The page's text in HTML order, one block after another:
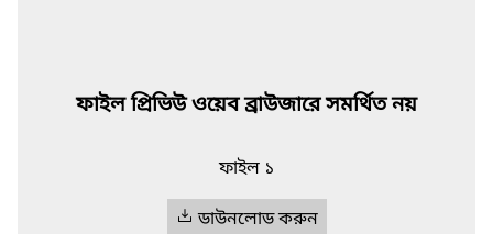
ফাইল প্রিভিউ ওয়েব ব্রাউজারে সমর্থিত নয়
ফাইল ১
ডাউনলোড করুন